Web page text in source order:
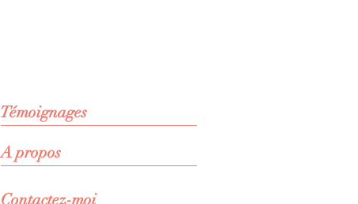
Témoignages
A propos
Contactez-moi